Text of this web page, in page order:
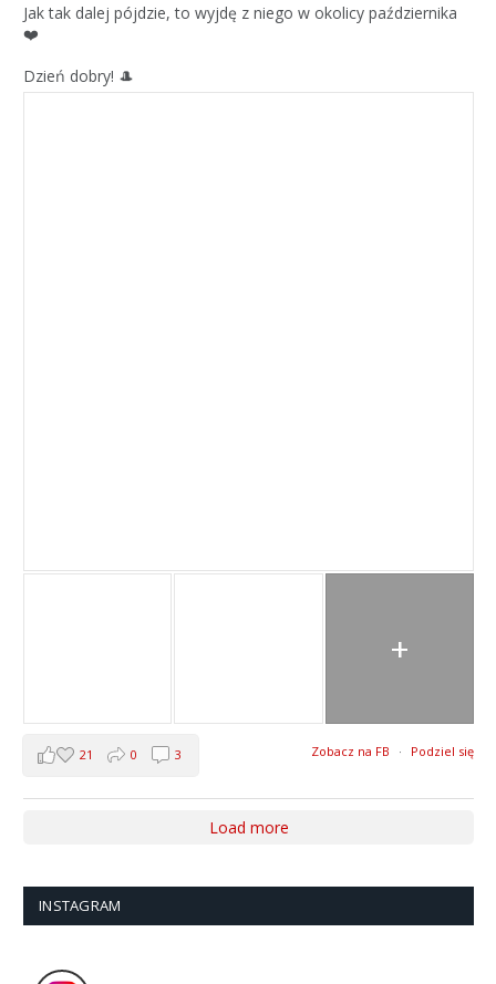
Jak tak dalej pójdzie, to wyjdę z niego w okolicy października
❤️
Dzień dobry! 🎩
+
Zobacz na FB · Podziel się
21 0 3
Load more
INSTAGRAM